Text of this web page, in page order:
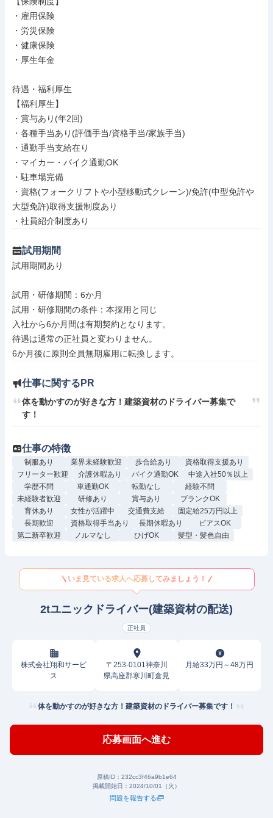
・雇用保険
・労災保険
・健康保険
・厚生年金
待遇・福利厚生
【福利厚生】
・賞与あり(年2回)
・各種手当あり(評価手当/資格手当/家族手当)
・通勤手当支給在り
・マイカー・バイク通勤OK
・駐車場完備
・資格(フォークリフトや小型移動式クレーン)/免許(中型免許や
大型免許)取得支援制度あり
・社員紹介制度あり
試用期間
試用期間あり
試用・研修期間：6か月
試用・研修期間の条件：本採用と同じ
入社から6か月間は有期契約となります。
待遇は通常の正社員と変わりません。
仕事に関するPR
体を動かすのが好きな方！建築資材のドライバー募集で
す！
仕事の特徴
制服あり 業界未経験歓迎 歩合給あり
資格取得支援あり
フリーター歓迎
介護休暇あり バイク通勤OK
中途入社50％以上
学歴不問
車通勤OK 転勤なし
経験不問
未経験者歓迎
研修あり 賞与あり
ブランクOK
育休あり
女性が活躍中 交通費支給
固定給25万円以上
長期歓迎
資格取得手当あり 長期休暇あり
ピアスOK
第二新卒歓迎
ノルマなし ひげOK 髪型・髪色自由
いま見ている求人へ応募してみましょう！
2tユニックドライバー(建築資材の配送)
正社員
株式会社翔和サービ
ス
〒253-0101神奈川
県高座郡寒川町倉見
月給33万円～48万円
体を動かすのが好きな方！建築資材のドライバー募集です！
応募画面へ進む
原稿ID： 232cc3f46a9b1e64
掲載開始日： 2024/10/01（火）
問題を報告する